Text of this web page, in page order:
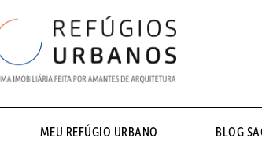
MEU REFÚGIO URBANO BLOG